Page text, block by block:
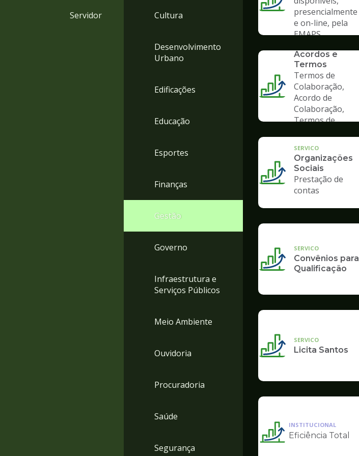
Servidor Cultura
Desenvolvimento
Urbano
Edificações
Educação
Esportes
Finanças
Gestão
Governo
Infraestrutura e
Serviços Públicos
Meio Ambiente
Ouvidoria
Procuradoria
Saúde
Segurança
presencialmente
e on-line, pela
EMAPS
SERVICO
Acordos e
Termos
Termos de
Colaboração,
Acordo de
Colaboração,
Termos de
SERVICO
Organizações
Sociais
Prestação de
contas
SERVICO
Convênios para
Qualificação
SERVICO
Licita Santos
Ilustração
INSTITUCIONAL
Eficiência Total